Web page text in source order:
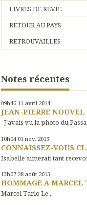
LIVRES DE REVIE
RETOUR AU PAYS
RETROUVAILLES
Notes récentes
09h46 11 avril 2014
JEAN-PIERRE NOUVEL
J'avais vu la photo du
10h04 01 nov. 2013
CONNAISSEZ-VOUS
Isabelle aimerait tant
13h07 28 août 2013
HOMMAGE A MARCEL
Marcel Tarlo Le...